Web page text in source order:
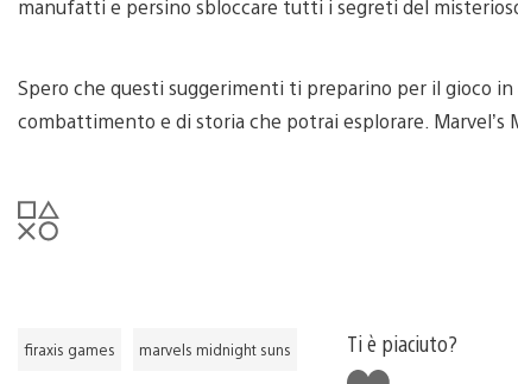
manufatti e persino sbloccare tutti i segreti del
Spero che questi suggerimenti ti preparino per il gioco
combattimento e di storia che potrai esplorare. Marvel’s
firaxis games marvels midnight suns
Ti è piaciuto?